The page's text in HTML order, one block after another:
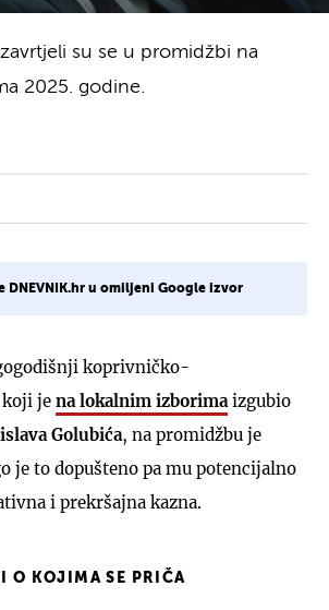
su se u promidžbi na
2025. godine.
DNEVNIK.hr u omiljeni Google izvor
koprivničko-
je na lokalnim izborima izgubio
Golubića, na promidžbu je
je to dopušteno pa mu potencijalno
i prekršajna kazna.
O KOJIMA SE PRIČA